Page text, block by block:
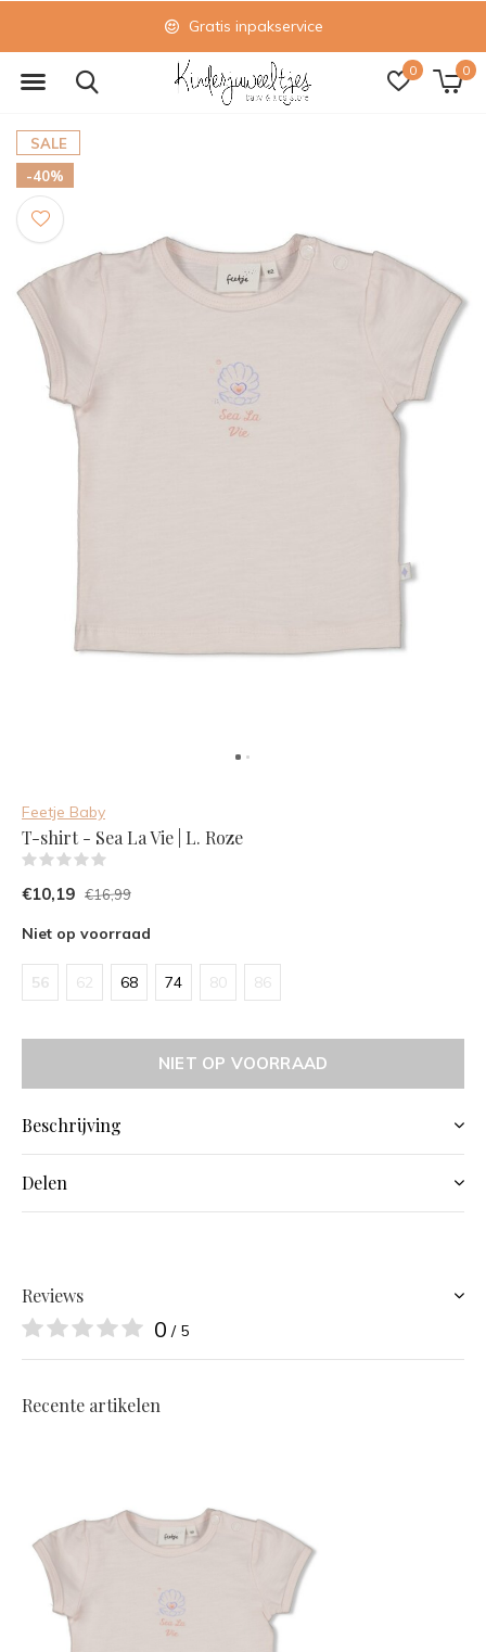
0 0
Gratis inpakservice
SALE
-40%
Feetje Baby
T-shirt - Sea La Vie | L. Roze
€10,19 €16,99
Niet op voorraad
56 62 68 74 80 86
NIET OP VOORRAAD
Beschrijving
Delen
Reviews
0 / 5
Recente artikelen